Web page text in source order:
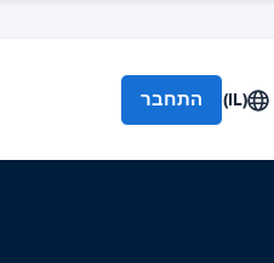
(IL) התחבר